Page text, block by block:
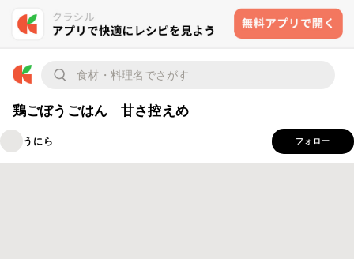
鶏ごぼうごはん 甘さ控えめ
うにら フォロー